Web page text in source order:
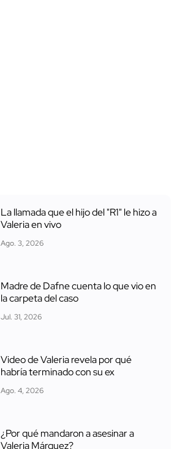
La llamada que el hijo del "R1" le hizo a
Valeria en vivo
Ago. 3, 2026
Madre de Dafne cuenta lo que vio en
la carpeta del caso
Jul. 31, 2026
Video de Valeria revela por qué
habría terminado con su ex
Ago. 4, 2026
¿Por qué mandaron a asesinar a
Valeria Márquez?